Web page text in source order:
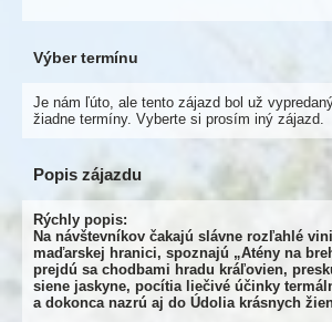
Výber termínu
Je nám ľúto, ale tento zájazd bol už
žiadne termíny. Vyberte si prosím iný zájazd.
Popis zájazdu
Rýchly popis:
Na návštevníkov čakajú slávne rozľahlé
maďarskej hranici, spoznajú „Atény na
prejdú sa chodbami hradu kráľovien,
siene jaskyne, pocítia liečivé účinky
a dokonca nazrú aj do Údolia krásnych